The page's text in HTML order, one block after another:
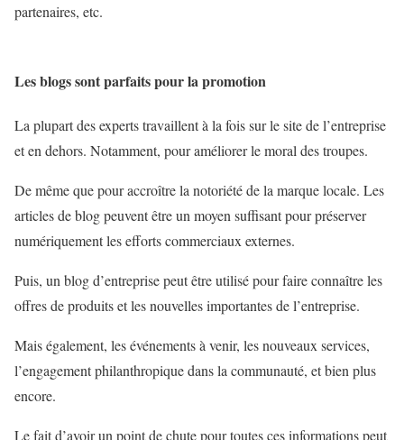
partenaires, etc.
Les blogs sont parfaits pour la promotion
La plupart des experts travaillent à la fois sur le site de l’entreprise
et en dehors. Notamment, pour améliorer le moral des troupes.
De même que pour accroître la notoriété de la marque locale. Les
articles de blog peuvent être un moyen suffisant pour préserver
numériquement les efforts commerciaux externes.
Puis, un blog d’entreprise peut être utilisé pour faire connaître les
offres de produits et les nouvelles importantes de l’entreprise.
Mais également, les événements à venir, les nouveaux services,
l’engagement philanthropique dans la communauté, et bien plus
encore.
Le fait d’avoir un point de chute pour toutes ces informations peut